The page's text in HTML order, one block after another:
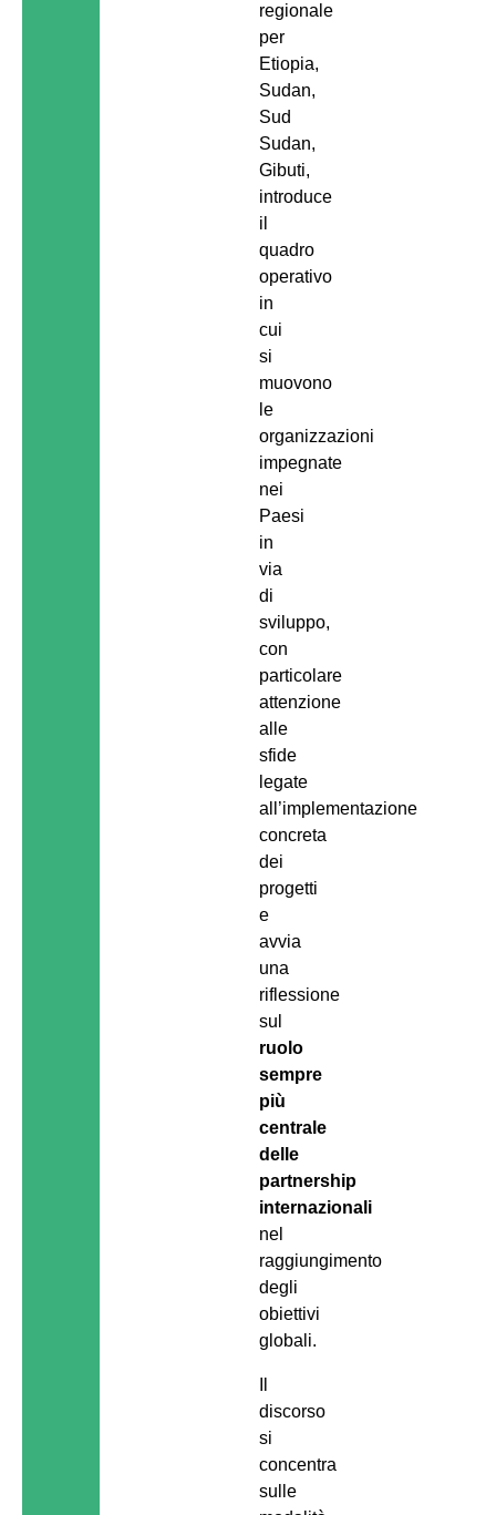
regionale
per
Etiopia,
Sudan,
Sud
Sudan,
Gibuti,
introduce
il
quadro
operativo
in
cui
si
muovono
le
organizzazioni
impegnate
nei
Paesi
in
via
di
sviluppo,
con
particolare
attenzione
alle
sfide
legate
all’implementazione
concreta
dei
progetti
e
avvia
una
riflessione
sul
ruolo
sempre
più
centrale
delle
partnership
internazionali
nel
raggiungimento
degli
obiettivi
globali.
discorso
si
concentra
sulle